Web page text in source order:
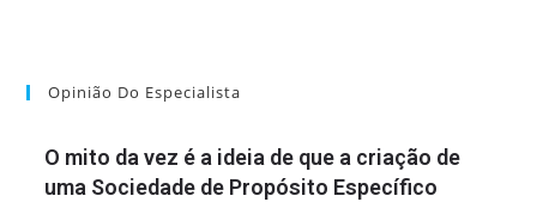
Opinião Do Especialista
O mito da vez é a ideia de que a criação de
uma Sociedade de Propósito Específico